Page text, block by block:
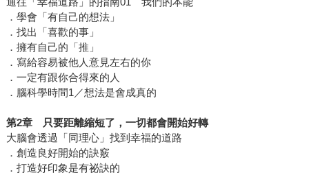
．學會「有自己的想法」
．找出「喜歡的事」
．擁有自己的「推」
．寫給容易被他人意見左右的你
．一定有跟你合得來的人
．腦科學時間1／想法是會成真的
第2章 只要距離縮短了，一切都會開始好轉
大腦會透過「同理心」找到幸福的道路
．創造良好開始的訣竅
．打造好印象是有祕訣的